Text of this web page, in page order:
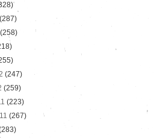
(287)
(258)
(247)
(259)
(223)
(267)